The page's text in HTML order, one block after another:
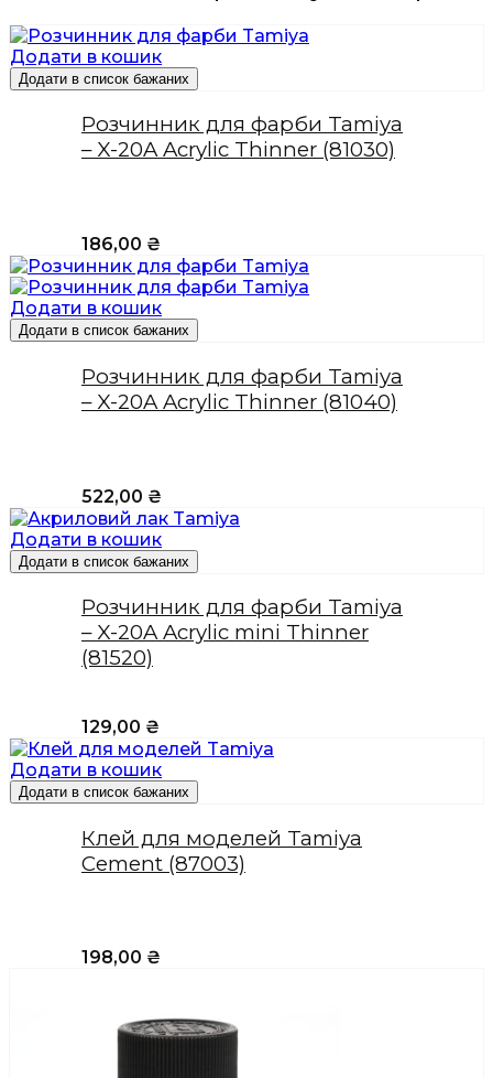
Додати в кошик
Додати в список бажаних
Розчинник для фарби Tamiya
– X-20A Acrylic Thinner (81030)
186,00 ₴
Додати в кошик
Додати в список бажаних
Розчинник для фарби Tamiya
– X-20A Acrylic Thinner (81040)
522,00 ₴
Додати в кошик
Додати в список бажаних
Розчинник для фарби Tamiya
– X-20A Acrylic mini Thinner
(81520)
129,00 ₴
Додати в кошик
Додати в список бажаних
Клей для моделей Tamiya
Cement (87003)
198,00 ₴